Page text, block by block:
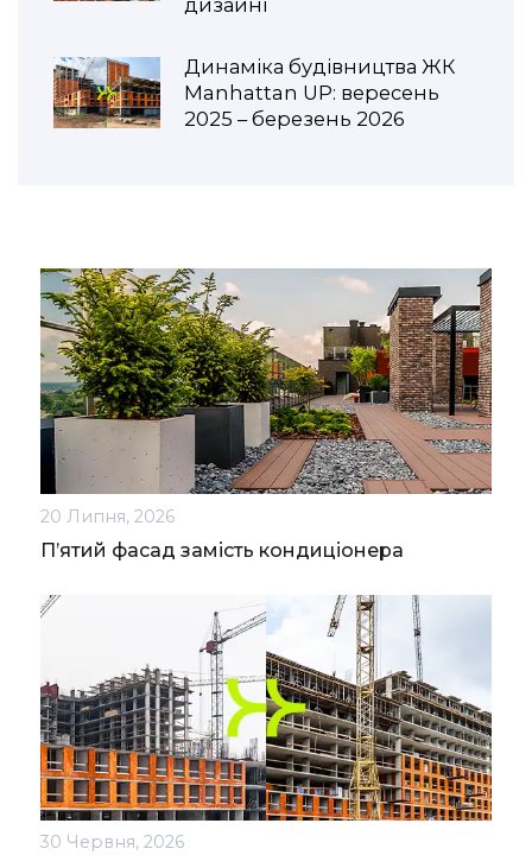
дизайні
Динаміка будівництва ЖК
Manhattan UP: вересень
2025 – березень 2026
20 Липня, 2026
П’ятий фасад замість кондиціонера
30 Червня, 2026